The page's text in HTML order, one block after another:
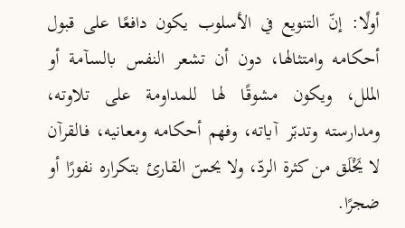
أولًا: إنّ التنويع في الأسلوب يكون دافعًا على قبول
أحكامه وامتثالها، دون أن تشعر النفس بالسآمة أو
الملل، ويكون مشوقًا لها للمداومة على تلاوته،
ومدارسته وتدبّر آياته، وفهم أحكامه ومعانيه، فالقرآن
لا يَخْلَق من كثرة الردّ، ولا يحسّ القارئ بتكراره نفورًا أو
ضجرًا.